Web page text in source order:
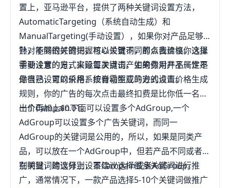
置上，亚马逊平台，提供了两种关键词设置方法，
AutomaticTargeting（系统自动生成）和
ManualTargeting(手动设置），如果你对产品足够
熟，能够很好的把握核心关键词，那么我建议你选择
手动设置的方式来设置关键词，如果你对产品属性不
是很熟，可以采用系统自动生成的方式设置。
针对不同的关键词，可以设置不同的点击价格。这里
需要注意的是，实际每次点击产生的费用并不一定是
你自己设置的价格，按脊雹照亚马逊的点击价格生成
规则，你的广告的每次点击最终扣费是比你低一名的
出价再加上$0.01。
一个Campain下面可以设置多个AdGroup,一个
AdGroup可以设置多个广告关键词，而同一
AdGroup的关键词是公用的，所以，如果是同类产
品，可以放在一个AdGroup中，但若产品不同或者差
别明显，建议分别设置Campain或者AdGroup。
在关键词的选择上，不建议选择很多关键词进行推
广，通常情况下，一款产品选择5-10个关键词做推广